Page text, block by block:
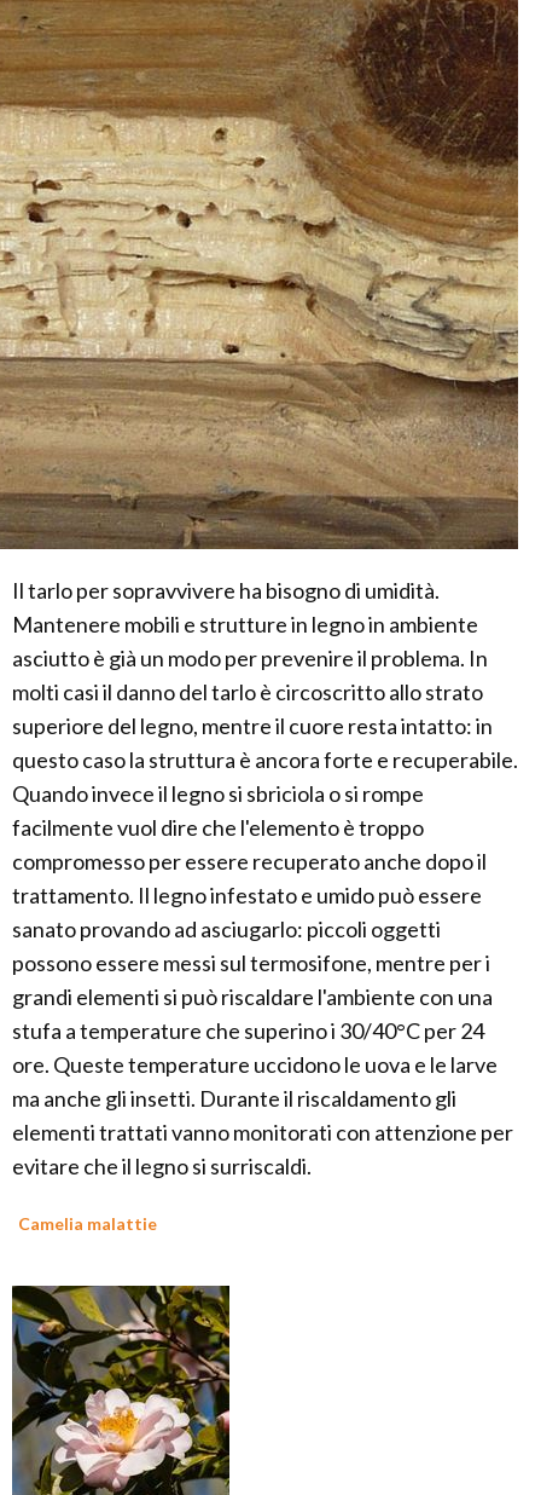
Il tarlo per sopravvivere ha bisogno di umidità.
Mantenere mobili e strutture in legno in ambiente
asciutto è già un modo per prevenire il problema. In
molti casi il danno del tarlo è circoscritto allo strato
superiore del legno, mentre il cuore resta intatto: in
questo caso la struttura è ancora forte e recuperabile.
Quando invece il legno si sbriciola o si rompe
facilmente vuol dire che l'elemento è troppo
compromesso per essere recuperato anche dopo il
trattamento. Il legno infestato e umido può essere
sanato provando ad asciugarlo: piccoli oggetti
possono essere messi sul termosifone, mentre per i
grandi elementi si può riscaldare l'ambiente con una
stufa a temperature che superino i 30/40°C per 24
ore. Queste temperature uccidono le uova e le larve
ma anche gli insetti. Durante il riscaldamento gli
elementi trattati vanno monitorati con attenzione per
evitare che il legno si surriscaldi.
Camelia malattie